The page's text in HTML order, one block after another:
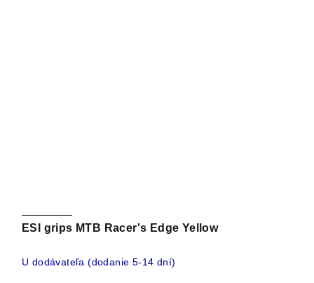
ESI grips MTB Racer's Edge Yellow
U dodávateľa (dodanie 5-14 dní)